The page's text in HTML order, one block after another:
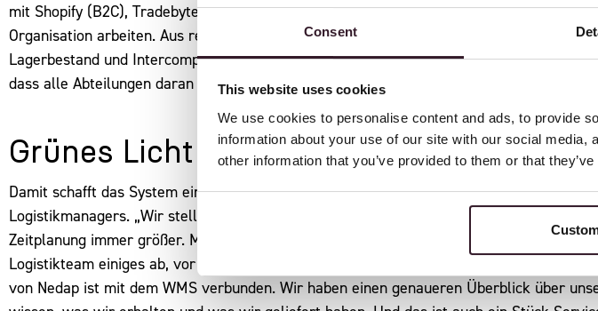
Consent
This website uses cookies
We use cookies to personalise content and ads, to provide
information about your use of our site with our social
other information that you’ve provided to them or that
mit Shopify (B2C), Tradebyte und Twinfield. Wendy: „Itsperfect ist für uns eigentlich
Organisation arbeiten. Aus rein finanzieller Sicht ist es ideal, alle Finanzströme an einem
Lagerbestand und Intercompany bis hin zur Rechnungsstellung. Und für unser
dass alle Abteilungen daran angeschlossen sind. Das ist wirklich der gemeinsame
Grünes Licht für innovative Logistik mit
Damit schafft das System eine solide Grundlage für weitere Innovationen, wie den
Logistikmanagers. „Wir stellen fest, dass wir wachsen, und mit der Ergänzung von
Zeitplanung immer größer. Marketplace-Bestellungen müssen am nächsten Tag
Logistikteam einiges ab, vor allem in der Pre-Order-Saison, wenn große Mengen
von Nedap ist mit dem WMS verbunden. Wir haben einen genaueren Überblick über